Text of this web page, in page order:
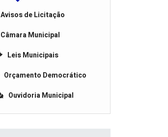
Avisos de Licitação
Câmara Municipal
Leis Municipais
Orçamento Democrático
Ouvidoria Municipal